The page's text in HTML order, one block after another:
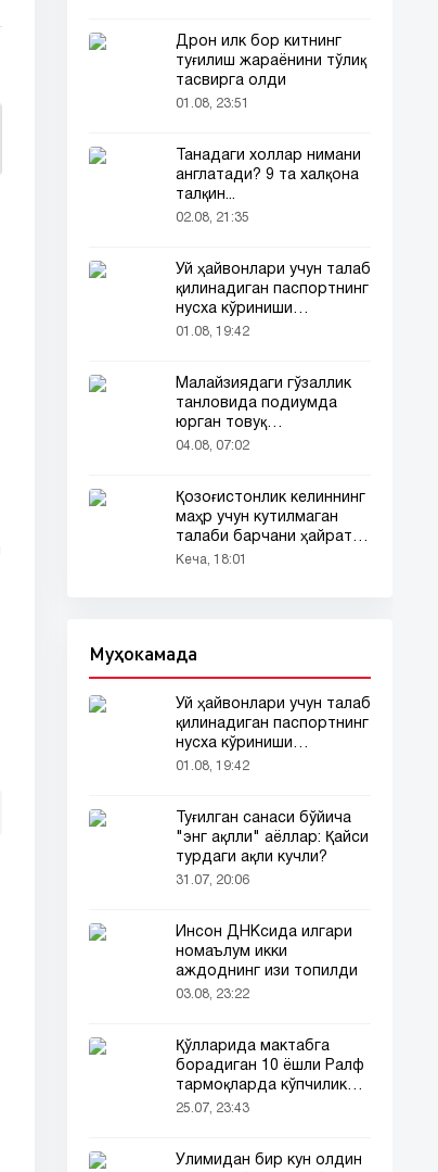
Дрон илк бор китнинг
туғилиш жараёнини тўлиқ
тасвирга олди
01.08, 23:51
Танадаги холлар нимани
англатади? 9 та халқона
талқин...
02.08, 21:35
Уй ҳайвонлари учун талаб
қилинадиган паспортнинг
нусха кўриниши
тармоқларда тарқалди
01.08, 19:42
Малайзиядаги гўзаллик
танловида подиумда
юрган товуқ
томошабинлар
04.08, 07:02
Қозоғистонлик келиннинг
маҳр учун кутилмаган
талаби барчани ҳайратга
солди
Кеча, 18:01
Муҳокамада
Уй ҳайвонлари учун талаб
қилинадиган паспортнинг
нусха кўриниши
тармоқларда тарқалди
01.08, 19:42
Туғилган санаси бўйича
"энг ақлли" аёллар: Қайси
турдаги ақли кучли?
31.07, 20:06
Инсон ДНКсида илгари
номаълум икки
аждоднинг изи топилди
03.08, 23:22
Қўлларида мактабга
борадиган 10 ёшли Ралф
тармоқларда кўпчиликни
таъсирлантирди
25.07, 23:43
Ўлимидан бир кун олдин